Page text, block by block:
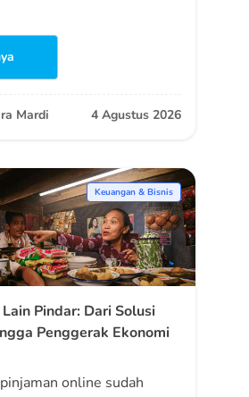
Mardi 4 Agustus 2026
Keuangan & Bisnis
Pindar: Dari Solusi
Penggerak Ekonomi
online sudah